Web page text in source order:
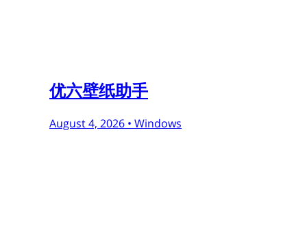
优六壁纸助手
August 4, 2026 • Windows